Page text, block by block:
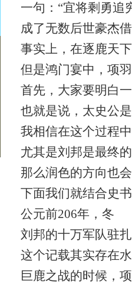
一句：“宜将剩勇追
成了无数后世豪杰
事实上，在逐鹿天
但是鸿门宴中，项
首先，大家要明白
也就是说，太史公
我相信在这个过程
尤其是刘邦是最终
那么润色的方向也
下面我们就结合史
公元前206年，冬
刘邦的十万军队驻
这个记载其实存在
巨鹿之战的时候，